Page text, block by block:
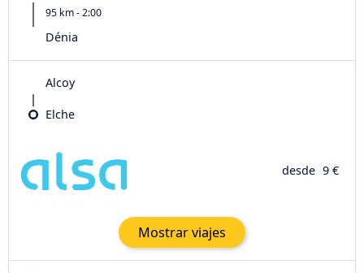
95 km - 2:00
Dénia
Alcoy
Elche
desde 9 €
Mostrar viajes